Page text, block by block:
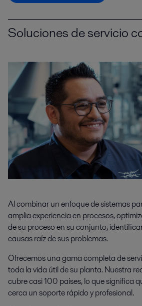
Soluciones de servicio
Al combinar un enfoque de sistemas
amplia experiencia en procesos,
de su proceso en su conjunto,
causas raíz de sus problemas.
Ofrecemos una gama completa de
toda la vida útil de su planta. Nuestra
cubre casi 100 países, lo que significa
cerca un soporte rápido y profesional.